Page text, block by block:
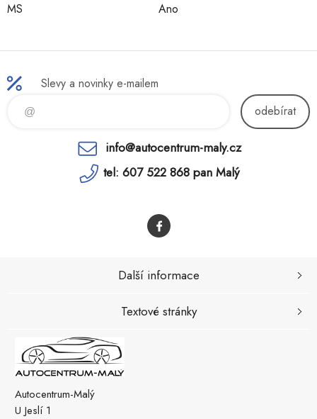
MS
Ano
Slevy a novinky e-mailem
odebírat
info@autocentrum-maly.cz
tel: 607 522 868 pan Malý
Autocentrum-Malý
U Jeslí 1
Další informace
Textové stránky